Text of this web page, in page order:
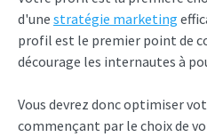
d'une stratégie marketing
profil est le premier point de
décourage les internautes à
Vous devrez donc optimiser
commençant par le choix de